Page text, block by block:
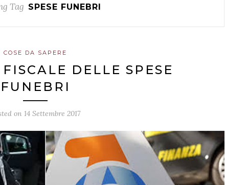
Tag SPESE FUNEBRI
COSE DA SAPERE
DELLE SPESE
FUNEBRI
on 14 Settembre 2017